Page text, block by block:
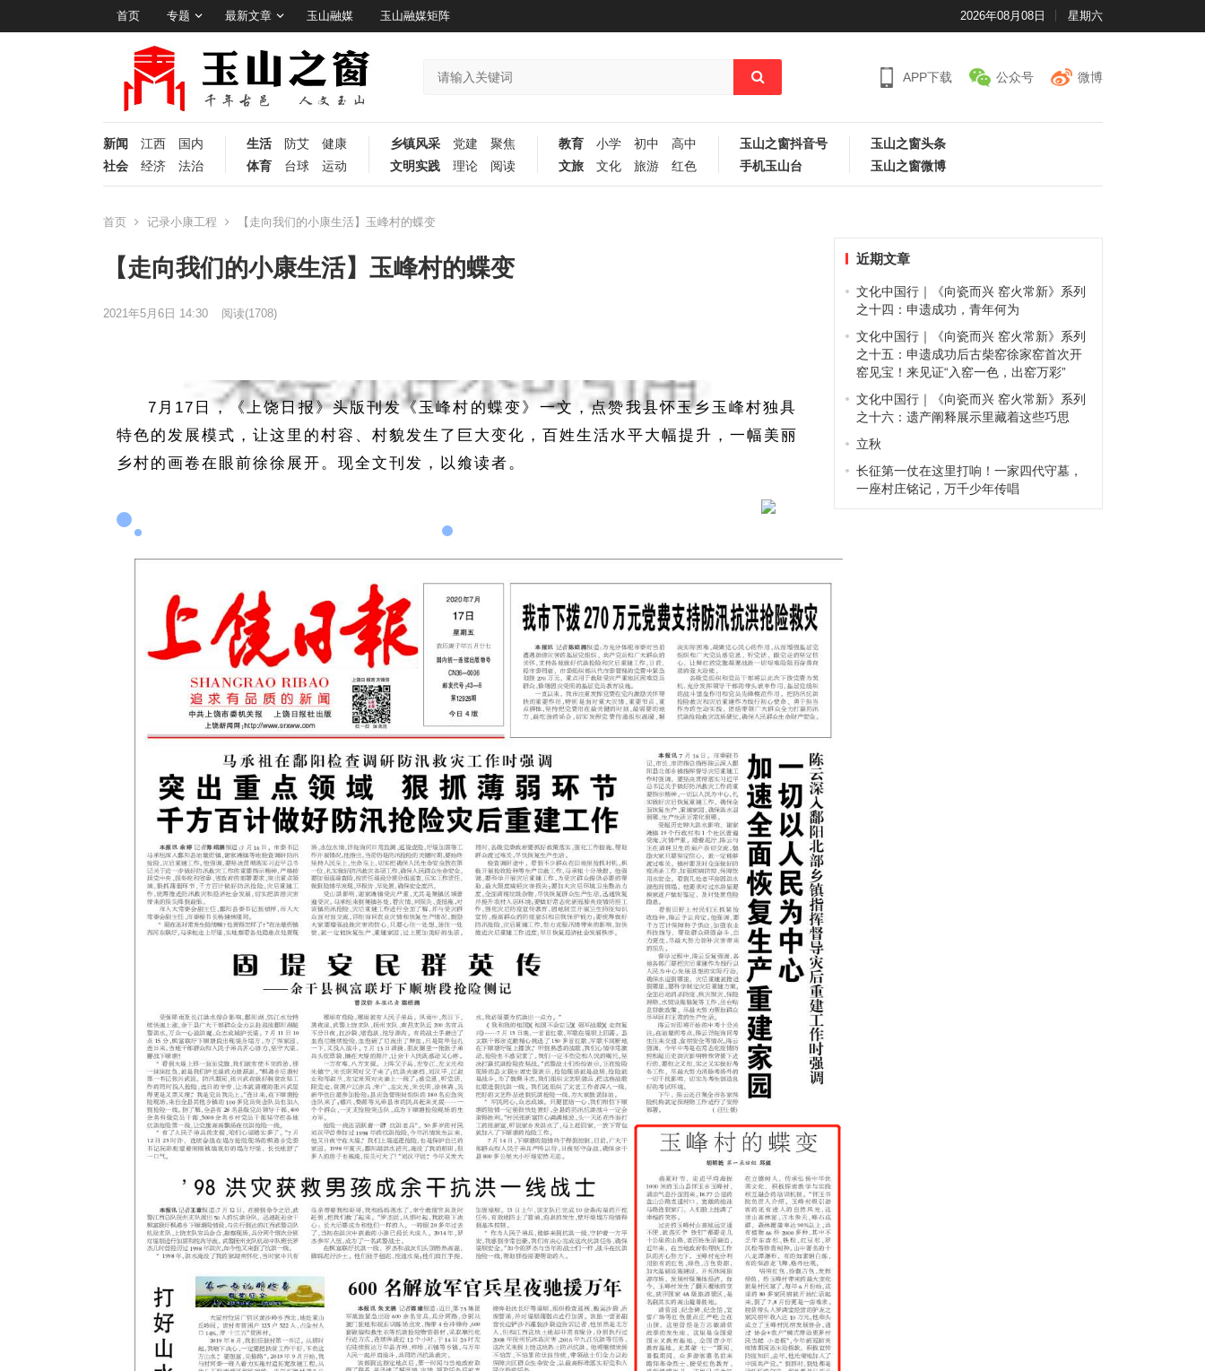
首页 专题 最新文章 玉山融媒 玉山融媒矩阵 2026年08月08日 星期六
APP下载 公众号 微博
新闻 江西
国内
社会
经济 法治
生活 防艾
健康
体育
台球 运动
乡镇风采 党建
聚焦
文明实践
理论 阅读
教育 小学 初中
高中
文旅
文化 旅游 红色
玉山之窗抖音号
手机玉山台
玉山之窗头条
玉山之窗微博
首页 记录小康工程 【走向我们的小康生活】玉峰村的蝶变
【走向我们的小康生活】玉峰村的蝶变
2021年5月6日 14:30 阅读(1708)
7月17日，《上饶日报》头版刊发《玉峰村的蝶变》一文，点赞我县怀玉乡玉峰村独具
特色的发展模式，让这里的村容、村貌发生了巨大变化，百姓生活水平大幅提升，一幅美丽
乡村的画卷在眼前徐徐展开。现全文刊发，以飨读者。
近期文章
文化中国行｜《向瓷而兴 窑火常新》系列
之十四：申遗成功，青年何为
文化中国行｜《向瓷而兴 窑火常新》系列
之十五：申遗成功后古柴窑徐家窑首次开
窑见宝！来见证“入窑一色，出窑万彩”
文化中国行｜《向瓷而兴 窑火常新》系列
之十六：遗产阐释展示里藏着这些巧思
立秋
长征第一仗在这里打响！一家四代守墓，
一座村庄铭记，万千少年传唱